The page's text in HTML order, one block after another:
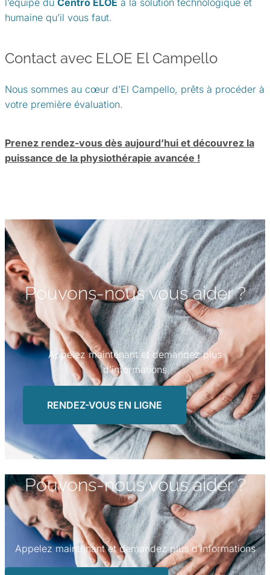
l’équipe du Centro ELOE a la solution technologique et
humaine qu’il vous faut.
Contact avec ELOE El Campello
Nous sommes au cœur d’El Campello, prêts à procéder à
votre première évaluation.
Prenez rendez-vous dès aujourd’hui et découvrez la
puissance de la physiothérapie avancée !
Pouvons-nous vous aider ?
Appelez maintenant et demandez plus
d’informations
RENDEZ-VOUS EN LIGNE
Pouvons-nous vous aider ?
Appelez maintenant et demandez plus d’informations